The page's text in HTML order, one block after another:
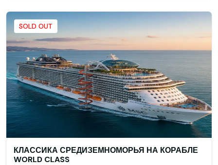
SOLD OUT
КЛАССИКА СРЕДИЗЕМНОМОРЬЯ НА КОРАБЛЕ
WORLD CLASS